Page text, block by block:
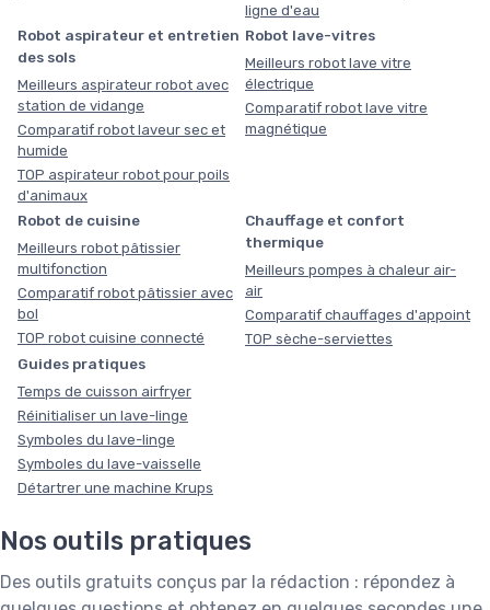
ligne d'eau
Robot aspirateur et entretien
des sols
Meilleurs aspirateur robot avec
station de vidange
Comparatif robot laveur sec et
humide
TOP aspirateur robot pour poils
d'animaux
Robot lave-vitres
Meilleurs robot lave vitre
électrique
Comparatif robot lave vitre
magnétique
Robot de cuisine
Meilleurs robot pâtissier
multifonction
Comparatif robot pâtissier avec
bol
TOP robot cuisine connecté
Chauffage et confort
thermique
Meilleurs pompes à chaleur air-
air
Comparatif chauffages d'appoint
TOP sèche-serviettes
Guides pratiques
Temps de cuisson airfryer
Réinitialiser un lave-linge
Symboles du lave-linge
Symboles du lave-vaisselle
Détartrer une machine Krups
Nos outils pratiques
Des outils gratuits conçus par la rédaction : répondez à